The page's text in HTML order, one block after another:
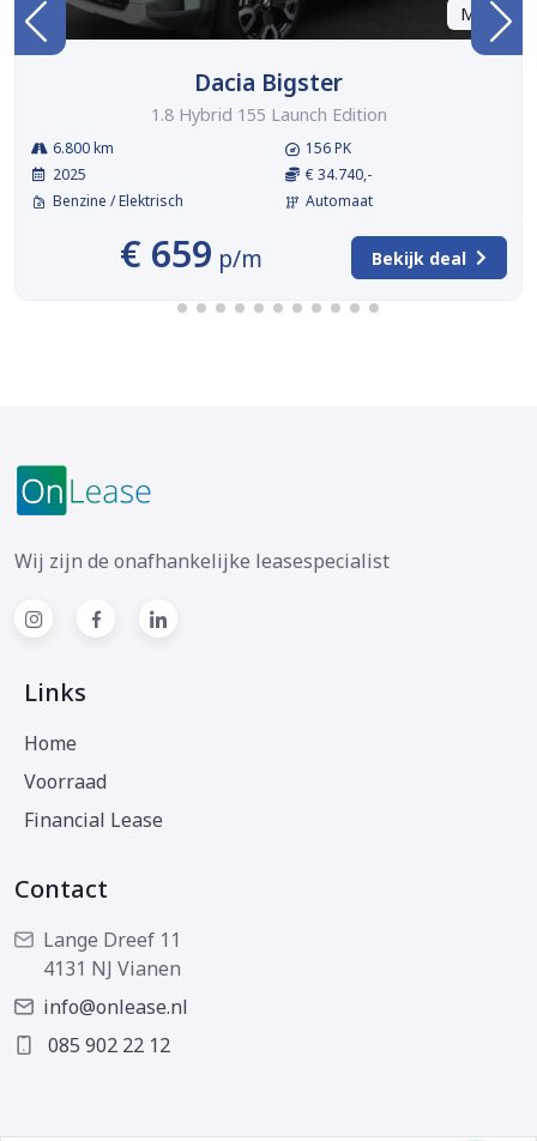
Marge
Dacia Bigster
1.8 Hybrid 155 Launch Edition
6.800 km
2025
Benzine / Elektrisch
156 PK
€ 34.740,-
Automaat
€ 659 p/m Bekijk deal
Wij zijn de onafhankelijke leasespecialist
Links
Home
Voorraad
Financial Lease
Contact
Lange Dreef 11
4131 NJ Vianen
info@onlease.nl
085 902 22 12